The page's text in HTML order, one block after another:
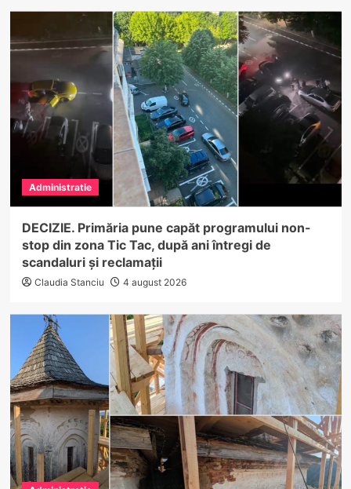
Administratie
DECIZIE. Primăria pune capăt programului non-
stop din zona Tic Tac, după ani întregi de
scandaluri și reclamații
Claudia Stanciu 4 august 2026